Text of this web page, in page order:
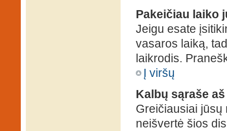
Pakeičiau laiko
Jeigu esate
vasaros laiką,
laikrodis.
Į viršų
Kalbų sąraše
Greičiausiai jūsų
neišvertė šios